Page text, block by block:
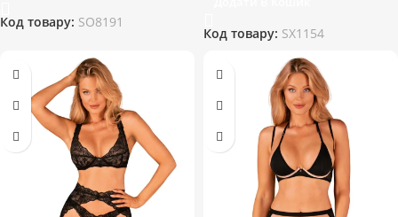
Код товару: SO8191
Код товару: SX1154